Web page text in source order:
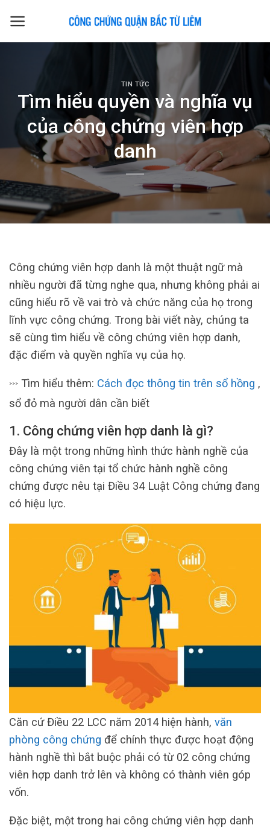
TIN TỨC
Tìm hiểu quyền và nghĩa vụ
của công chứng viên hợp
danh
Công chứng viên hợp danh là một thuật ngữ mà
nhiều người đã từng nghe qua, nhưng không phải ai
cũng hiểu rõ về vai trò và chức năng của họ trong
lĩnh vực công chứng. Trong bài viết này, chúng ta
sẽ cùng tìm hiểu về công chứng viên hợp danh,
đặc điểm và quyền nghĩa vụ của họ.
>>> Tìm hiểu thêm: Cách đọc thông tin trên sổ hồng ,
sổ đỏ mà người dân cần biết
1. Công chứng viên hợp danh là gì?
Đây là một trong những hình thức hành nghề của
công chứng viên tại tổ chức hành nghề công
chứng được nêu tại Điều 34 Luật Công chứng đang
có hiệu lực.
Căn cứ Điều 22 LCC năm 2014 hiện hành, văn
phòng công chứng để chính thực được hoạt động
hành nghề thì bắt buộc phải có từ 02 công chứng
viên hợp danh trở lên và không có thành viên góp
vốn.
Đặc biệt, một trong hai công chứng viên hợp danh